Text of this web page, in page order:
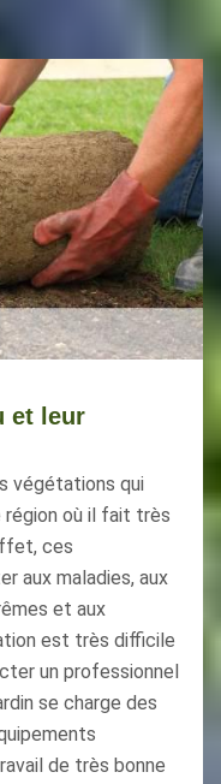
et leur
végétations qui
où il fait très
ces
aux maladies, aux
et aux
est très difficile
un professionnel
se charge des
de très bonne